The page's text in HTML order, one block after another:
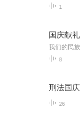
1
国庆献
8
刑法国庆
26